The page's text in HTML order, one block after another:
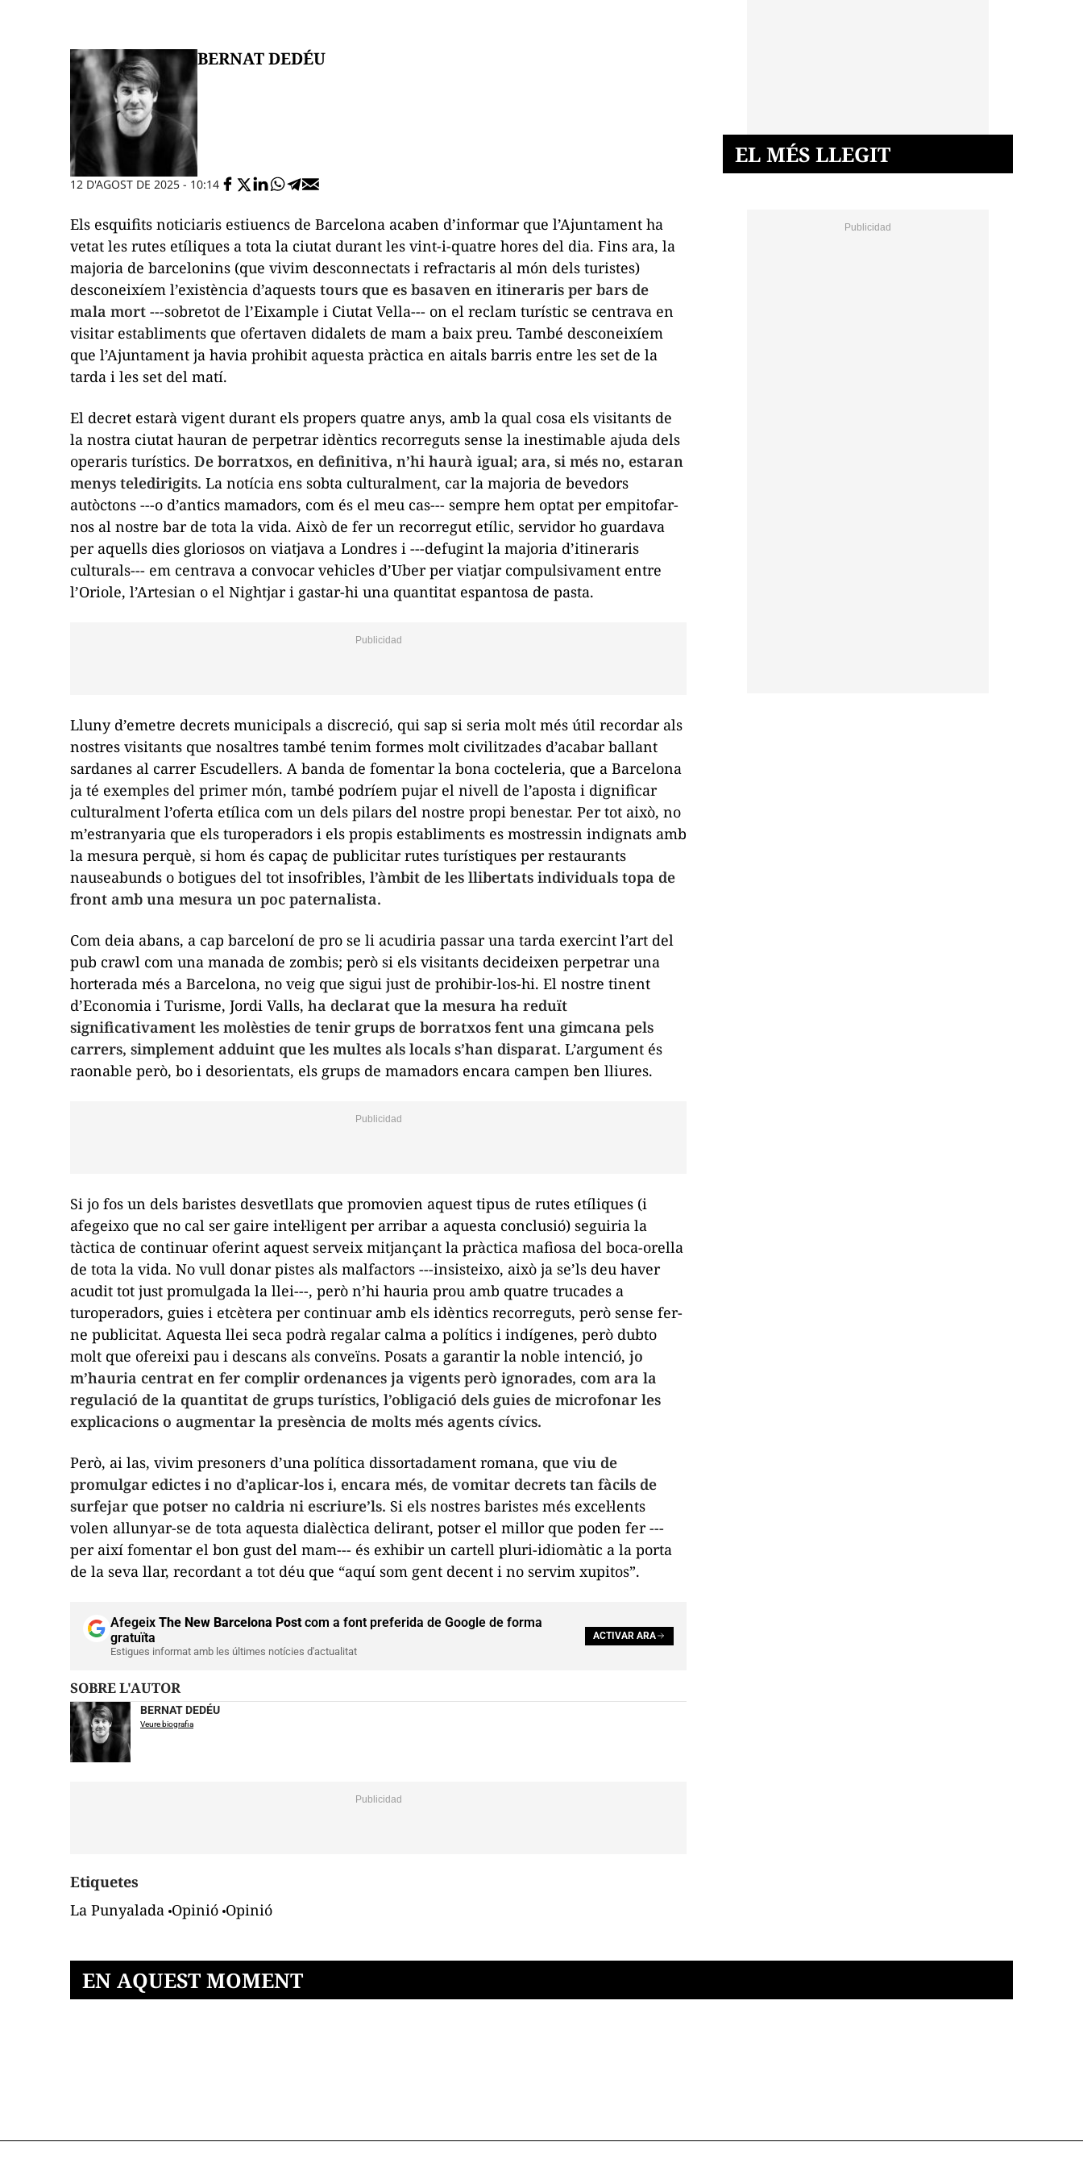
BERNAT DEDÉU
12 D'AGOST DE 2025 - 10:14
Els esquifits noticiaris estiuencs de Barcelona acaben d’informar que l’Ajuntament ha
vetat les rutes etíliques a tota la ciutat durant les vint-i-quatre hores del dia. Fins ara, la
majoria de barcelonins (que vivim desconnectats i refractaris al món dels turistes)
desconeixíem l’existència d’aquests tours que es basaven en itineraris per bars de
mala mort ---sobretot de l’Eixample i Ciutat Vella--- on el reclam turístic se centrava en
visitar establiments que ofertaven didalets de mam a baix preu. També desconeixíem
que l’Ajuntament ja havia prohibit aquesta pràctica en aitals barris entre les set de la
tarda i les set del matí.
El decret estarà vigent durant els propers quatre anys, amb la qual cosa els visitants de
la nostra ciutat hauran de perpetrar idèntics recorreguts sense la inestimable ajuda dels
operaris turístics. De borratxos, en definitiva, n’hi haurà igual; ara, si més no, estaran
menys teledirigits. La notícia ens sobta culturalment, car la majoria de bevedors
autòctons ---o d’antics mamadors, com és el meu cas--- sempre hem optat per empitofar-
nos al nostre bar de tota la vida. Això de fer un recorregut etílic, servidor ho guardava
per aquells dies gloriosos on viatjava a Londres i ---defugint la majoria d’itineraris
culturals--- em centrava a convocar vehicles d’Uber per viatjar compulsivament entre
l’Oriole, l’Artesian o el Nightjar i gastar-hi una quantitat espantosa de pasta.
Lluny d’emetre decrets municipals a discreció, qui sap si seria molt més útil recordar als
nostres visitants que nosaltres també tenim formes molt civilitzades d’acabar ballant
sardanes al carrer Escudellers. A banda de fomentar la bona cocteleria, que a Barcelona
ja té exemples del primer món, també podríem pujar el nivell de l’aposta i dignificar
culturalment l’oferta etílica com un dels pilars del nostre propi benestar. Per tot això, no
m’estranyaria que els turoperadors i els propis establiments es mostressin indignats amb
la mesura perquè, si hom és capaç de publicitar rutes turístiques per restaurants
nauseabunds o botigues del tot insofribles, l’àmbit de les llibertats individuals topa de
front amb una mesura un poc paternalista.
Com deia abans, a cap barceloní de pro se li acudiria passar una tarda exercint l’art del
pub crawl com una manada de zombis; però si els visitants decideixen perpetrar una
horterada més a Barcelona, no veig que sigui just de prohibir-los-hi. El nostre tinent
d’Economia i Turisme, Jordi Valls, ha declarat que la mesura ha reduït
significativament les molèsties de tenir grups de borratxos fent una gimcana pels
carrers, simplement adduint que les multes als locals s’han disparat. L’argument és
raonable però, bo i desorientats, els grups de mamadors encara campen ben lliures.
Si jo fos un dels baristes desvetllats que promovien aquest tipus de rutes etíliques (i
afegeixo que no cal ser gaire intel·ligent per arribar a aquesta conclusió) seguiria la
tàctica de continuar oferint aquest serveix mitjançant la pràctica mafiosa del boca-orella
de tota la vida. No vull donar pistes als malfactors ---insisteixo, això ja se’ls deu haver
acudit tot just promulgada la llei---, però n’hi hauria prou amb quatre trucades a
turoperadors, guies i etcètera per continuar amb els idèntics recorreguts, però sense fer-
ne publicitat. Aquesta llei seca podrà regalar calma a polítics i indígenes, però dubto
molt que ofereixi pau i descans als conveïns. Posats a garantir la noble intenció, jo
m’hauria centrat en fer complir ordenances ja vigents però ignorades, com ara la
regulació de la quantitat de grups turístics, l’obligació dels guies de microfonar les
explicacions o augmentar la presència de molts més agents cívics.
Però, ai las, vivim presoners d’una política dissortadament romana, que viu de
promulgar edictes i no d’aplicar-los i, encara més, de vomitar decrets tan fàcils de
surfejar que potser no caldria ni escriure’ls. Si els nostres baristes més excel·lents
volen allunyar-se de tota aquesta dialèctica delirant, potser el millor que poden fer ---
per així fomentar el bon gust del mam--- és exhibir un cartell pluri-idiomàtic a la porta
de la seva llar, recordant a tot déu que “aquí som gent decent i no servim xupitos”.
Afegeix The New Barcelona Postcom a font preferida de Google de forma
gratuïta
Estigues informat amb les últimes notícies d'actualitat
ACTIVAR ARA
SOBRE L'AUTOR
BERNAT DEDÉU
Veure biografia
Etiquetes
La Punyalada Opinió Opinió
EL MÉS LLEGIT
EN AQUEST MOMENT